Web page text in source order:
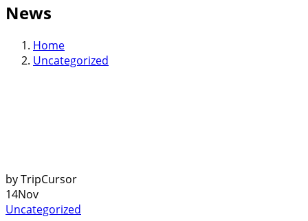
News
Home
Uncategorized
by TripCursor
14Nov
Uncategorized